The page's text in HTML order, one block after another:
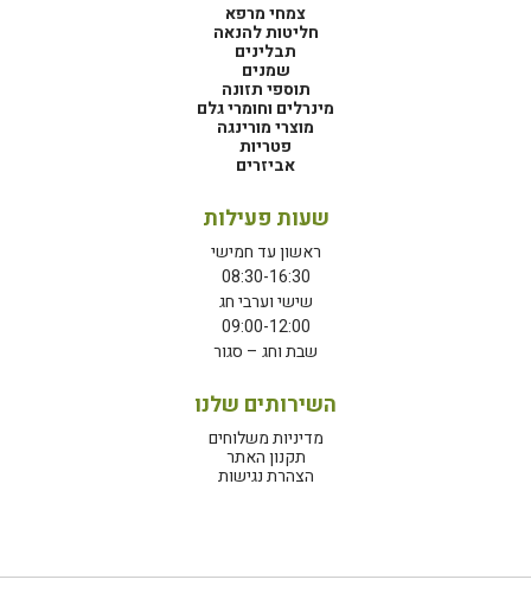
צמחי מרפא
חליטות להנאה
תבלינים
שמנים
תוספי תזונה
מינרלים וחומרי גלם
מוצרי מורינגה
פטריות
אביזרים
שעות פעילות
ראשון עד חמישי
08:30-16:30
שישי וערבי חג
09:00-12:00
שבת וחג – סגור
השירותים שלנו
מדיניות משלוחים
תקנון האתר
הצהרת נגישות